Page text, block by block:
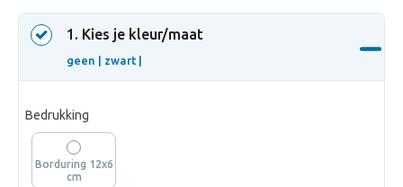
1 . Kies je kleur/maat
geen | zwart |
Bedrukking
Borduring 12x6
cm